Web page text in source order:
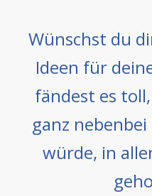
Wünschst du
Ideen für
fändest es
ganz
würde, in